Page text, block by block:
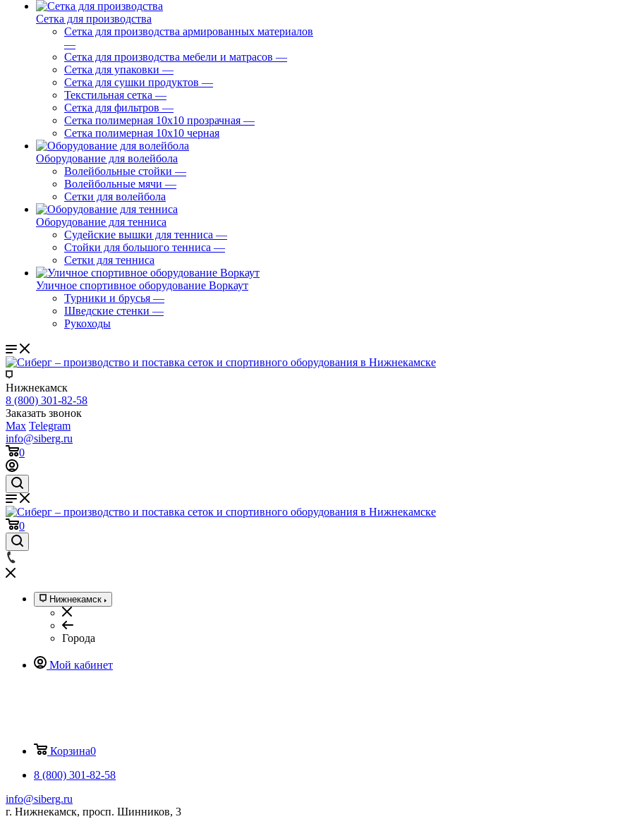
Сетка для производства
Сетка для производства армированных материалов
—
Сетка для производства мебели и матрасов —
Сетка для упаковки —
Сетка для сушки продуктов —
Текстильная сетка —
Сетка для фильтров —
Сетка полимерная 10х10 прозрачная —
Сетка полимерная 10х10 черная
Оборудование для волейбола
Волейбольные стойки —
Волейбольные мячи —
Сетки для волейбола
Оборудование для тенниса
Судейские вышки для тенниса —
Стойки для большого тенниса —
Сетки для тенниса
Уличное спортивное оборудование Воркаут
Турники и брусья —
Шведские стенки —
Рукоходы
Нижнекамск
8 (800) 301-82-58
Заказать звонок
Max Telegram
info@siberg.ru
0
0
Нижнекамск
Города
Мой кабинет
Корзина0
8 (800) 301-82-58
info@siberg.ru
г. Нижнекамск, просп. Шинников, 3